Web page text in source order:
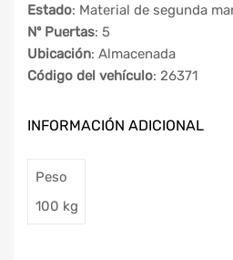
Estado: Material de segunda
Nº Puertas: 5
Ubicación: Almacenada
Código del vehículo: 26371
INFORMACIÓN ADICIONAL
Peso
100 kg